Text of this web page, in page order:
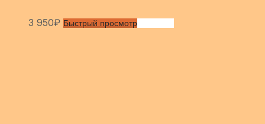
3 950₽ Быстрый просмотр